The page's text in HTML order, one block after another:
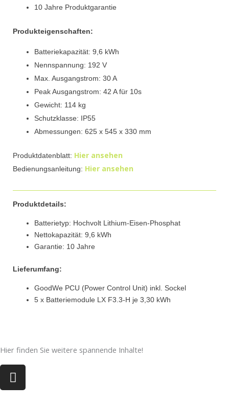
10 Jahre Produktgarantie
Produkteigenschaften:
Batteriekapazität: 9,6 kWh
Nennspannung: 192 V
Max. Ausgangstrom: 30 A
Peak Ausgangstrom: 42 A für 10s
Gewicht: 114 kg
Schutzklasse: IP55
Abmessungen: 625 x 545 x 330 mm
Produktdatenblatt: Hier ansehen
Bedienungsanleitung: Hier ansehen
Produktdetails:
Batterietyp: Hochvolt Lithium-Eisen-Phosphat
Nettokapazität: 9,6 kWh
Garantie: 10 Jahre
Lieferumfang:
GoodWe PCU (Power Control Unit) inkl. Sockel
5 x Batteriemodule LX F3.3-H je 3,30 kWh
Hier finden Sie weitere spannende Inhalte!
I
n
s